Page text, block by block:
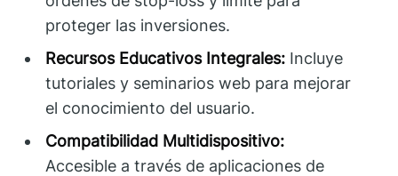
proteger las inversiones.
Recursos Educativos Integrales: Incluye
tutoriales y seminarios web para mejorar
el conocimiento del usuario.
Compatibilidad Multidispositivo:
Accesible a través de aplicaciones de